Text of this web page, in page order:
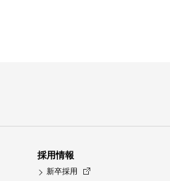
採用情報
新卒採用